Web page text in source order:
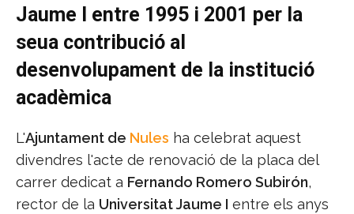
Jaume I entre 1995 i 2001 per la
seua contribució al
desenvolupament de la institució
acadèmica
L'Ajuntament de Nules ha celebrat aquest
divendres l'acte de renovació de la placa del
carrer dedicat a Fernando Romero Subirón,
rector de la Universitat Jaume I entre els anys